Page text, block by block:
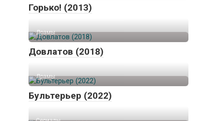
Горько! (2013)
Драмы
Довлатов (2018)
Драмы
Бультерьер (2022)